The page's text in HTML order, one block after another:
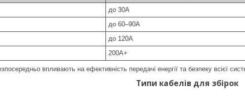
до 30A
до 60–90A
до 120A
200A+
впливають на ефективність передачі енергії та безпеку всієї
Типи кабелів для збірок